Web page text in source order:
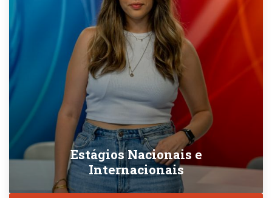
Estágios Nacionais e
Internacionais